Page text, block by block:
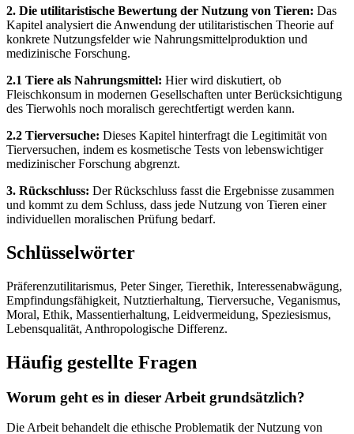
2. Die utilitaristische Bewertung der Nutzung von Tieren: Das
Kapitel analysiert die Anwendung der utilitaristischen Theorie auf
konkrete Nutzungsfelder wie Nahrungsmittelproduktion und
medizinische Forschung.
2.1 Tiere als Nahrungsmittel: Hier wird diskutiert, ob
Fleischkonsum in modernen Gesellschaften unter Berücksichtigung
des Tierwohls noch moralisch gerechtfertigt werden kann.
2.2 Tierversuche: Dieses Kapitel hinterfragt die Legitimität von
Tierversuchen, indem es kosmetische Tests von lebenswichtiger
medizinischer Forschung abgrenzt.
3. Rückschluss: Der Rückschluss fasst die Ergebnisse zusammen
und kommt zu dem Schluss, dass jede Nutzung von Tieren einer
individuellen moralischen Prüfung bedarf.
Schlüsselwörter
Präferenzutilitarismus, Peter Singer, Tierethik, Interessenabwägung,
Empfindungsfähigkeit, Nutztierhaltung, Tierversuche, Veganismus,
Moral, Ethik, Massentierhaltung, Leidvermeidung, Speziesismus,
Lebensqualität, Anthropologische Differenz.
Häufig gestellte Fragen
Worum geht es in dieser Arbeit grundsätzlich?
Die Arbeit behandelt die ethische Problematik der Nutzung von